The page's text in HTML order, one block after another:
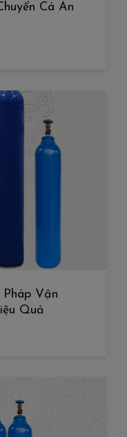
Cá An
Vận
Quả